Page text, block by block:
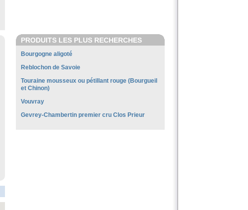
PRODUITS LES PLUS RECHERCHES
Bourgogne aligoté
Reblochon de Savoie
Touraine mousseux ou pétillant rouge (Bourgueil
et Chinon)
Vouvray
Gevrey-Chambertin premier cru Clos Prieur